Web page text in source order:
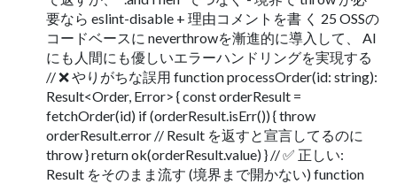
要なら eslint-disable + 理由コメントを書 く 25 OSSの
コードベースに neverthrowを漸進的に導入して、 AI
にも人間にも優しいエラーハンドリングを実現する
// ❌ やりがちな誤用 function processOrder(id: string):
Result<Order, Error> { const orderResult =
fetchOrder(id) if (orderResult.isErr()) { throw
orderResult.error // Result を返すと宣言してるのに
throw } return ok(orderResult.value) } // ✅ 正しい:
Result をそのまま流す (境界まで開かない) function